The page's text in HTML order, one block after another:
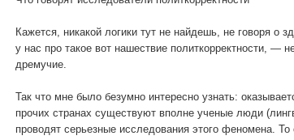
Кажется, никакой логики тут не найдешь, не говоря о
у нас про такое вот нашествие политкорректности, —
дремучие.
Так что мне было безумно интересно узнать:
прочих странах существуют вполне ученые люди
проводят серьезные исследования этого феномена.